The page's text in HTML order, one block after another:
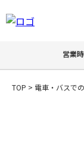
営業
TOP > 電車・バスで